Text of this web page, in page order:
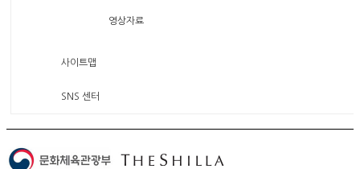
영상자료
사이트맵
SNS 센터